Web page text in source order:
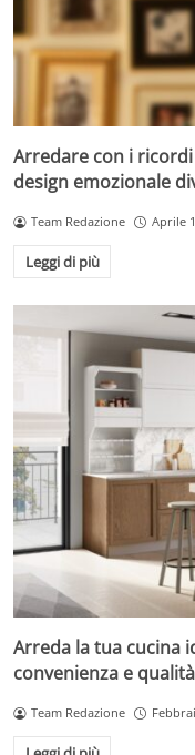
Arredare con i ricordi
design emozionale
Team Redazione Aprile
Leggi di più
Arreda la tua cucina
convenienza e qualità
Team Redazione